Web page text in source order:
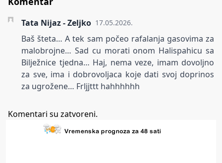
Tata Nijaz - Zeljko 17.05.2026.
Baš šteta… A tek sam počeo rafalanja gasovima za
malobrojne… Sad cu morati onom Halispahicu sa
Bilježnice tjedna… Haj, nema veze, imam dovoljno
za sve, ima i dobrovoljaca koje dati svoj doprinos
za ugrožene… Frljjttt hahhhhhh
Komentari su zatvoreni.